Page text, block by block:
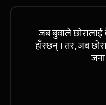
जब बुवाले
हाँस्छन् । तर, जब